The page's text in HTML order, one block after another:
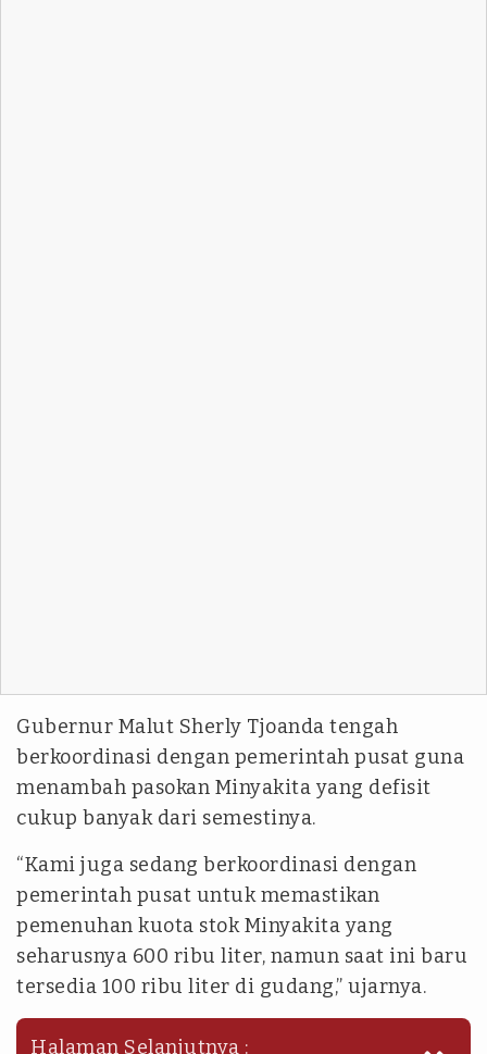
Gubernur Malut Sherly Tjoanda tengah
berkoordinasi dengan pemerintah pusat guna
menambah pasokan Minyakita yang defisit
cukup banyak dari semestinya.
“Kami juga sedang berkoordinasi dengan
pemerintah pusat untuk memastikan
pemenuhan kuota stok Minyakita yang
seharusnya 600 ribu liter, namun saat ini baru
tersedia 100 ribu liter di gudang,” ujarnya.
Halaman Selanjutnya :